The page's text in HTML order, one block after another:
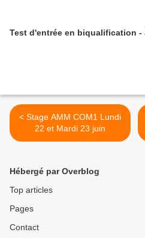
Test d'entrée en biqualification -
< Stage AMM COM1 Lundi
22 et Mardi 23 juin
Hébergé par Overblog
Top articles
Pages
Contact